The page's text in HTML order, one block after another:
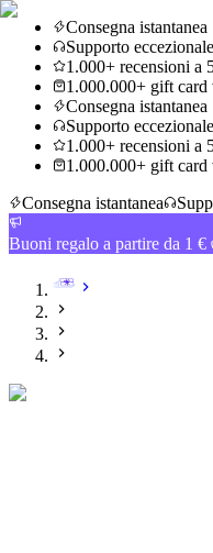
Consegna istantanea
Supporto eccezionale
1.000+ recensioni a
1.000.000+ gift card
Consegna istantanea
Supporto eccezionale
1.000+ recensioni a
1.000.000+ gift card
Consegna istantanea
Buoni regalo a partire da 1